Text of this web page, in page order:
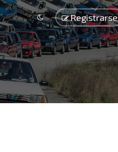
Registrarse